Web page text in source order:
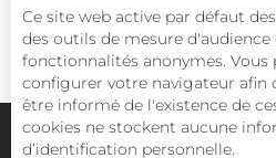
Plan du site Pays Haut
Ce site web active par défaut
des outils de mesure d'audience
fonctionnalités anonymes. Vous
configurer votre navigateur afin
être informé de l'existence de
cookies ne stockent aucune
d’identification personnelle.